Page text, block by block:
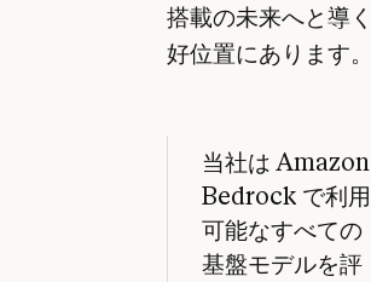
搭載の未来へと導く
好位置にあります。
当社は Amazon
Bedrock で利用
可能なすべての
基盤モデルを評